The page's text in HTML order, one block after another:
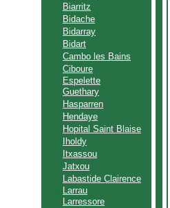
Biarritz
Bidache
Bidarray
Bidart
Cambo les Bains
Ciboure
Espelette
Guethary
Hasparren
Hendaye
Hopital Saint Blaise
Iholdy
Itxassou
Jatxou
Labastide Clairence
Larrau
Larressore